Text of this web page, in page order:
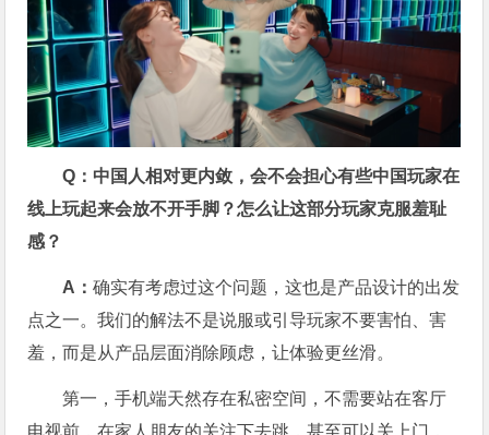
Q：中国人相对更内敛，会不会担心有些中国玩家在
线上玩起来会放不开手脚？怎么让这部分玩家克服羞耻
感？
A：确实有考虑过这个问题，这也是产品设计的出发
点之一。我们的解法不是说服或引导玩家不要害怕、害
羞，而是从产品层面消除顾虑，让体验更丝滑。
第一，手机端天然存在私密空间，不需要站在客厅
电视前，在家人朋友的关注下去跳，甚至可以关上门，